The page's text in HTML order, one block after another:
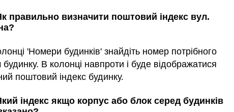
правильно визначити поштовий індекс вул.
'Номери будинків' знайдіть номер потрібного
В колонці навпроти і буде відображатися
поштовий індекс будинку.
індекс якщо корпус або блок серед будинкiв